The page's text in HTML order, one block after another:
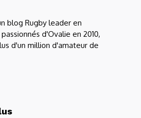
blog Rugby leader en
d'Ovalie en 2010,
d'un million d'amateur de